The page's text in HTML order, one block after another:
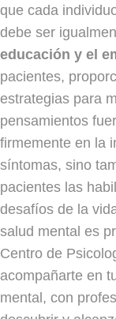
que cada
debe ser
educación y el
pacientes,
estrategias para
pensamientos
firmemente en la
síntomas, sino
pacientes las
desafíos de la
salud mental es
Centro de
acompañarte en
mental, con